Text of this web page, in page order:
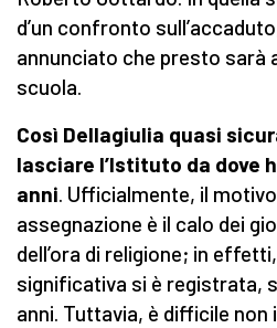
d’un confronto
annunciato che presto sarà
scuola.
Così Dellagiulia quasi
lasciare l’Istituto da dove
anni. Ufficialmente, il
assegnazione è il calo dei
dell’ora di religione; in
significativa si è registrata,
anni. Tuttavia, è difficile non